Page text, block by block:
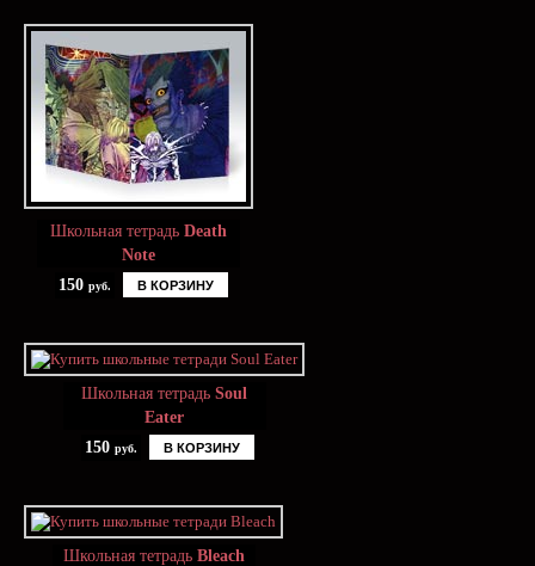
Школьная тетрадь Death
Note
150 руб. В КОРЗИНУ
Школьная тетрадь Soul
Eater
150 руб. В КОРЗИНУ
Школьная тетрадь Bleach